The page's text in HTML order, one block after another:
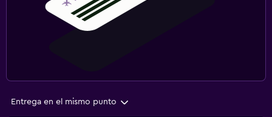
Entrega en el mismo punto